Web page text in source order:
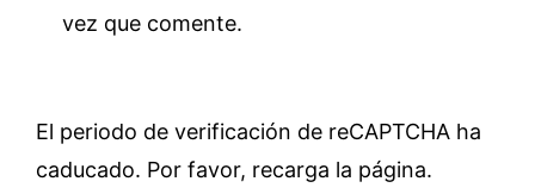
vez que comente.
El periodo de verificación de reCAPTCHA ha
caducado. Por favor, recarga la página.